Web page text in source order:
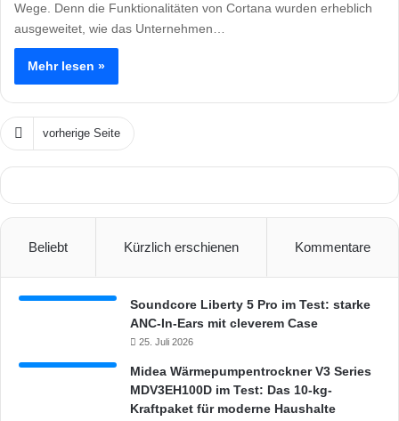
Wege. Denn die Funktionalitäten von Cortana wurden erheblich
ausgeweitet, wie das Unternehmen…
Mehr lesen »
vorherige Seite
Beliebt Kürzlich erschienen Kommentare
Soundcore Liberty 5 Pro im Test: starke
ANC-In-Ears mit cleverem Case
25. Juli 2026
Midea Wärmepumpentrockner V3 Series
MDV3EH100D im Test: Das 10-kg-
Kraftpaket für moderne Haushalte